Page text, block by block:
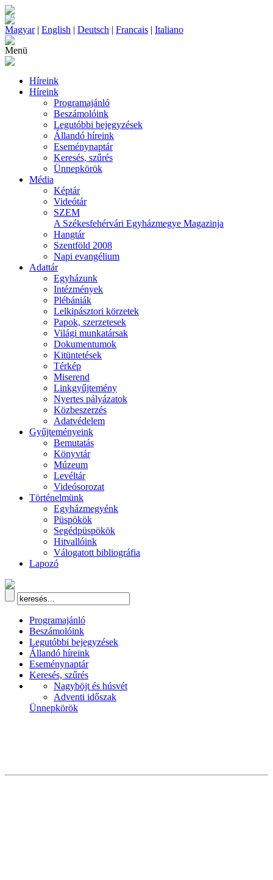
Magyar| English | Deutsch | Francais | Italiano
Menü
Híreink
Híreink
Programajánló
Beszámolóink
Legutóbbi bejegyzések
Állandó híreink
Eseménynaptár
Keresés, szűrés
Ünnepkörök
Média
Képtár
Videótár
SZEM
A Székesfehérvári Egyházmegye Magazinja
Hangtár
Szentföld 2008
Napi evangélium
Adattár
Egyházunk
Intézmények
Plébániák
Lelkipásztori körzetek
Papok, szerzetesek
Világi munkatársak
Dokumentumok
Kitüntetések
Térkép
Miserend
Linkgyűjtemény
Nyertes pályázatok
Közbeszerzés
Adatvédelem
Gyűjteményeink
Bemutatás
Könyvtár
Múzeum
Levéltár
Videósorozat
Történelmünk
Egyházmegyénk
Püspökök
Segédpüspökök
Hitvallóink
Válogatott bibliográfia
Lapozó
Programajánló
Beszámolóink
Legutóbbi bejegyzések
Állandó híreink
Eseménynaptár
Keresés, szűrés
Nagyböjt és húsvét
Adventi időszak
Ünnepkörök